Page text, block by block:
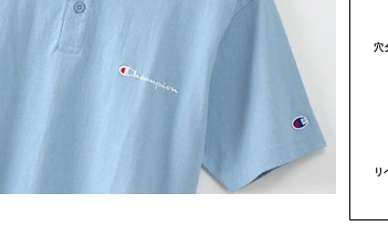
穴
リ